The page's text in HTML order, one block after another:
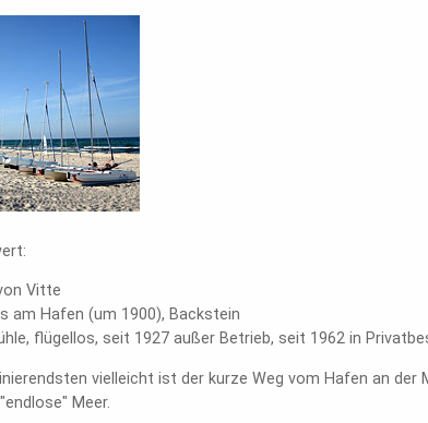
Vitte
am Hafen (um 1900), Backstein
flügellos, seit 1927 außer Betrieb, seit 1962 in
vielleicht ist der kurze Weg vom Hafen an
Meer.